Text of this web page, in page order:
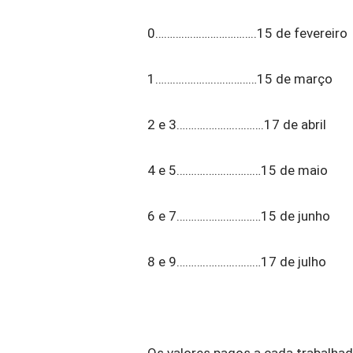
0……………………………..15 de fevereiro
1……….……….……………15 de março
2 e 3……….……….……….17 de abril
4 e 5……….……….………15 de maio
6 e 7……….……….………15 de junho
8 e 9……….……….………17 de julho